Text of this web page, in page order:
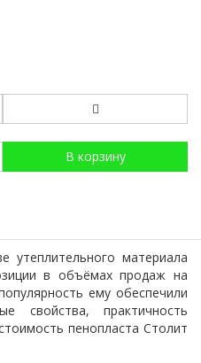
В корзину
утеплительного материала
в объёмах продаж на
ему обеспечили
свойства, практичность
пенопласта Столит